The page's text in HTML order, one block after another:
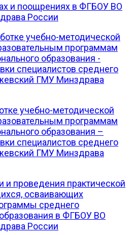
и поощрениях в ФГБОУ ВО
России
учебно-методической
программам
образования -
специалистов среднего
ГМУ Минздрава
учебно-методической
программам
образования –
специалистов среднего
ГМУ Минздрава
и проведения практической
осваивающих
среднего
в ФГБОУ ВО
России